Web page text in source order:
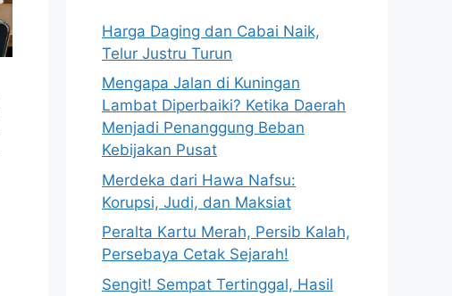
Harga Daging dan Cabai Naik,
Telur Justru Turun
Mengapa Jalan di Kuningan
Lambat Diperbaiki? Ketika Daerah
Menjadi Penanggung Beban
Kebijakan Pusat
Merdeka dari Hawa Nafsu:
Korupsi, Judi, dan Maksiat
Peralta Kartu Merah, Persib Kalah,
Persebaya Cetak Sejarah!
Sengit! Sempat Tertinggal, Hasil